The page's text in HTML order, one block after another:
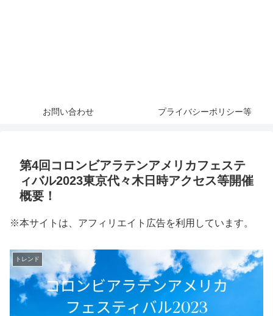
お問い合わせ プライバシーポリシー等
第4回コロンビアラテンアメリカフェステ
ィバル2023東京代々木日時アクセス等開催
概要！
※本サイトは、アフィリエイト広告を利用しています。
トレンド